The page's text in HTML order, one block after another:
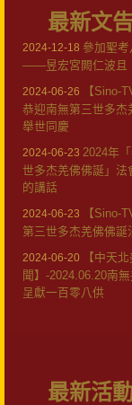
最新文
2024-12-18 參加聖
——昱宏宮闕仁波且
2024-06-26
【Sino-
恭迎南無第三世多杰
舉世同慶
2024-06-23 2024年
世多杰羌佛佛誕」法
的講話
2024-06-23
【Sino-
第三世多杰羌佛佛誕
2024-06-20
【中天
聞】-2024.06.20南
呈獻一百零八供
最新活